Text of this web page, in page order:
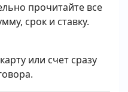
прочитайте все
срок и ставку.
или счет сразу